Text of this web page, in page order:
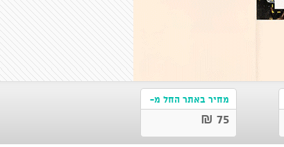
מחיר באתר החל מ-
75 ₪